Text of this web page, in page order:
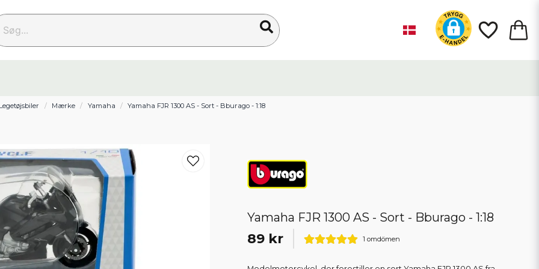
Mærke Yamaha Yamaha FJR 1300 AS - Sort - Bburago - 1:18
Yamaha FJR 1300 AS - Sort - Bburago - 1:18
89 kr 1 omdömen